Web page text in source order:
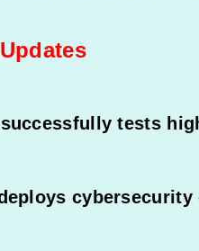
successfully tests